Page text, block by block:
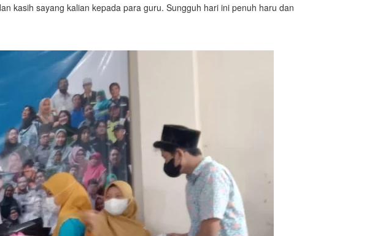
kasih sayang kalian kepada para guru. Sungguh hari ini penuh haru dan